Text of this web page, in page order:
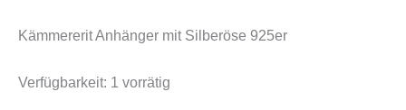
Kämmererit Anhänger mit Silberöse 925er
Verfügbarkeit: 1 vorrätig